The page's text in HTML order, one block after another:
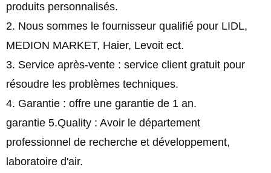
produits personnalisés.
2. Nous sommes le fournisseur qualifié pour LIDL,
MEDION MARKET, Haier, Levoit ect.
3. Service après-vente : service client gratuit pour
résoudre les problèmes techniques.
4. Garantie : offre une garantie de 1 an.
garantie 5.Quality : Avoir le département
professionnel de recherche et développement,
laboratoire d'air.